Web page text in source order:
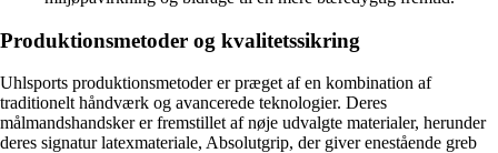
Produktionsmetoder og kvalitetssikring
Uhlsports produktionsmetoder er præget af en kombination af
traditionelt håndværk og avancerede teknologier. Deres
målmandshandsker er fremstillet af nøje udvalgte materialer, herunder
deres signatur latexmateriale, Absolutgrip, der giver enestående greb